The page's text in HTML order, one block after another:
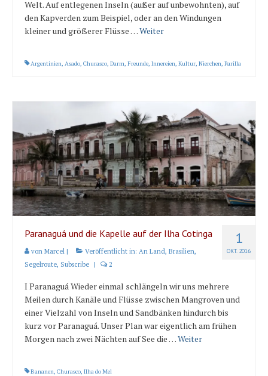
Welt. Auf entlegenen Inseln (außer auf unbewohnten), auf
den Kapverden zum Beispiel, oder an den Windungen
kleiner und größerer Flüsse …Weiter
Argentinien, Asado, Churasco, Darm, Freunde, Innereien, Kultur, Nierchen, Parilla
1
OKT. 2016
Paranaguá und die Kapelle auf der Ilha Cotinga
von Marcel | Veröffentlicht in: An Land, Brasilien,
Segelroute, Subscribe | 2
I Paranaguá Wieder einmal schlängeln wir uns mehrere
Meilen durch Kanäle und Flüsse zwischen Mangroven und
einer Vielzahl von Inseln und Sandbänken hindurch bis
kurz vor Paranaguá. Unser Plan war eigentlich am frühen
Morgen nach zwei Nächten auf See die …Weiter
Bananen, Churasco, Ilha do Mel